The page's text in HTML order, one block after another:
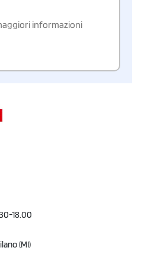
informazioni
18.00
(MI)